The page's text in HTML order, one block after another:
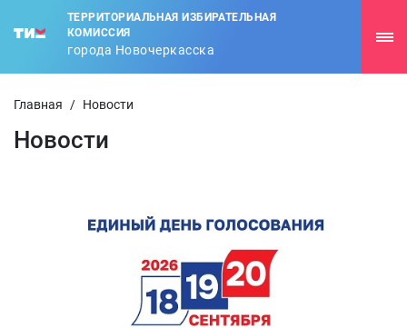
ТЕРРИТОРИАЛЬНАЯ ИЗБИРАТЕЛЬНАЯ
КОМИССИЯ
города Новочеркасска
Главная / Новости
Новости